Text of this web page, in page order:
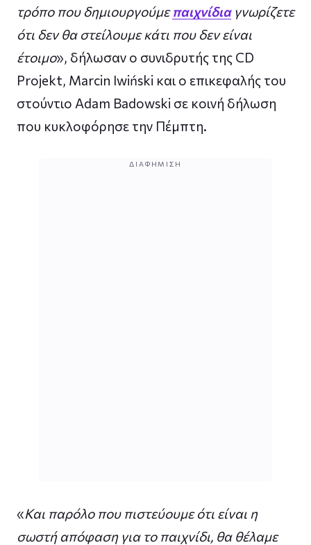
τρόπο που δημιουργούμεπαιχνίδιαγνωρίζετε
ότι δεν θα στείλουμε κάτι που δεν είναι
έτοιμο», δήλωσαν ο συνιδρυτής της CD
Projekt, Marcin Iwiński και ο επικεφαλής του
στούντιο Adam Badowski σε κοινή δήλωση
που κυκλοφόρησε την Πέμπτη.
ΔΙΑΦΉΜΙΣΗ
«Και παρόλο που πιστεύουμε ότι είναι η
σωστή απόφαση για το παιχνίδι, θα θέλαμε